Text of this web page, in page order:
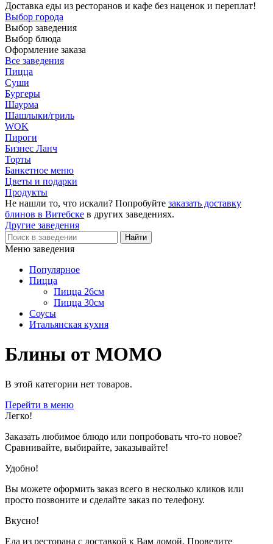
Доставка еды из ресторанов и кафе без наценок и переплат!
Выбор города
Выбор заведения
Выбор блюда
Оформление заказа
Все заведения
Пицца
Суши
Бургеры
Шаурма
Шашлыки/гриль
WOK
Пироги
Бизнес Ланч
Торты
Банкетное меню
Цветы и подарки
Продукты
Не нашли то, что искали? Попробуйте заказать доставку
блинов в Витебске в других заведениях.
Другие заведения
Меню заведения
Популярное
Пицца
Пицца 26см
Пицца 30см
Соусы
Итальянская кухня
Блины от MOMO
В этой категории нет товаров.
Перейти в меню
Легко!
Заказать любимое блюдо или попробовать что-то новое?
Сравнивайте, выбирайте, заказывайте!
Удобно!
Вы можете оформить заказ всего в несколько кликов или
просто позвоните и сделайте заказ по телефону.
Вкусно!
Еда из ресторана с доставкой к Вам домой. Проведите